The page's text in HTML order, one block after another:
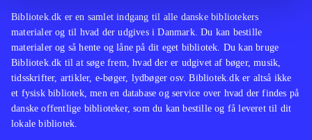
Bibliotek.dk er en samlet indgang til alle danske bibliotekers
materialer og til hvad der udgives i Danmark. Du kan bestille
materialer og så hente og låne på dit eget bibliotek. Du kan bruge
Bibliotek.dk til at søge frem, hvad der er udgivet af bøger, musik,
tidsskrifter, artikler, e-bøger, lydbøger osv. Bibliotek.dk er altså ikke
et fysisk bibliotek, men en database og service over hvad der findes på
danske offentlige biblioteker, som du kan bestille og få leveret til dit
lokale bibliotek.